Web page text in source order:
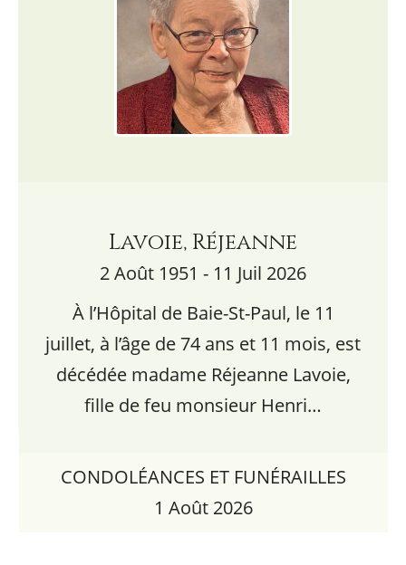
Lavoie, Réjeanne
2 Août 1951 - 11 Juil 2026
À l’Hôpital de Baie-St-Paul, le 11
juillet, à l’âge de 74 ans et 11 mois, est
décédée madame Réjeanne Lavoie,
fille de feu monsieur Henri…
CONDOLÉANCES ET FUNÉRAILLES
1 Août 2026